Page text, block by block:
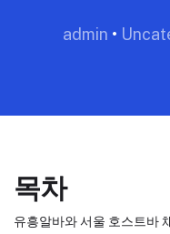
admin •
목차
유흥알바와 서울 호스트바